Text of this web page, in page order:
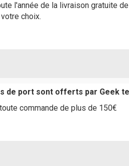
l'année de la livraison gratuite de
choix.
de port sont offerts par Geek
commande de plus de 150€